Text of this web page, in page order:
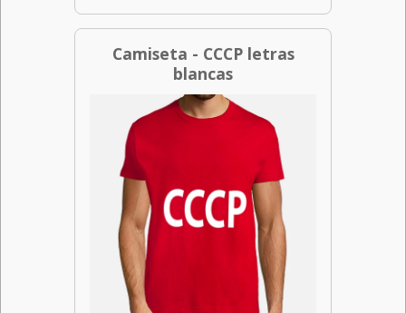
Camiseta - CCCP letras
blancas